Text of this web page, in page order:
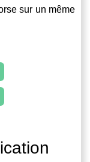
sur un même